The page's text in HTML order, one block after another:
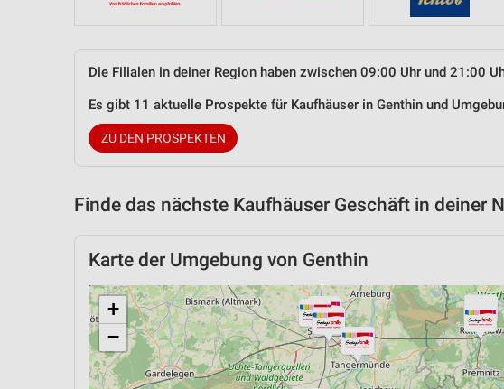
Die Filialen in deiner Region haben zwischen 09:00 Uhr und 21:00
Es gibt 11 aktuelle Prospekte für Kaufhäuser in Genthin und
ZU DEN PROSPEKTEN
Finde das nächste Kaufhäuser Geschäft in deiner
Karte der Umgebung von Genthin
+
−